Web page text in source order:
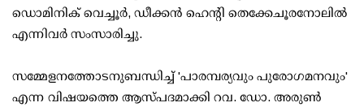
ഡൊമിനിക് വെച്ചൂര്‍, ഡീക്കന്‍ ഹെന്റി തെക്കേചൂരനോലില്‍
എന്നിവര്‍ സംസാരിച്ചു.
സമ്മേളനത്തോടനുബന്ധിച്ച് 'പാരമ്പര്യവും പുരോഗമനവും'
എന്ന വിഷയത്തെ ആസ്പദമാക്കി റവ. ഡോ. അരുണ്‍